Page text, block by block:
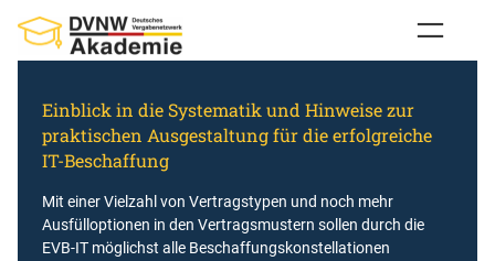
Inhalt
springen
Einblick in die Systematik und Hinweise zur
praktischen Ausgestaltung für die erfolgreiche
IT-Beschaffung
Mit einer Vielzahl von Vertragstypen und noch mehr
Ausfülloptionen in den Vertragsmustern sollen durch die
EVB-IT möglichst alle Beschaffungskonstellationen